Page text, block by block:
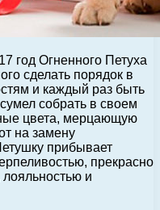
год Огненного Петуха
сделать порядок в
и каждый раз быть
собрать в своем
цвета, мерцающую
на замену
прибывает
прекрасно
и